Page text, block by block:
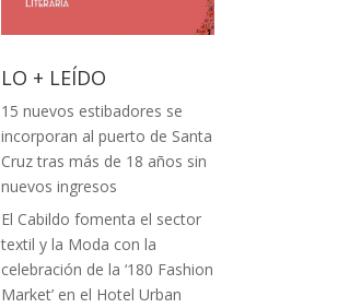
LO + LEÍDO
15 nuevos estibadores se
incorporan al puerto de Santa
Cruz tras más de 18 años sin
nuevos ingresos
El Cabildo fomenta el sector
textil y la Moda con la
celebración de la ‘180 Fashion
Market’ en el Hotel Urban